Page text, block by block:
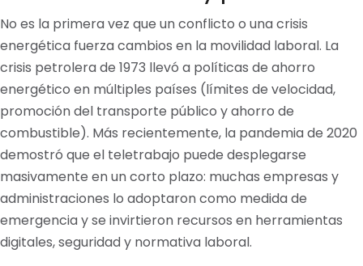
No es la primera vez que un conflicto o una crisis
energética fuerza cambios en la movilidad laboral. La
crisis petrolera de 1973 llevó a políticas de ahorro
energético en múltiples países (límites de velocidad,
promoción del transporte público y ahorro de
combustible). Más recientemente, la pandemia de 2020
demostró que el teletrabajo puede desplegarse
masivamente en un corto plazo: muchas empresas y
administraciones lo adoptaron como medida de
emergencia y se invirtieron recursos en herramientas
digitales, seguridad y normativa laboral.